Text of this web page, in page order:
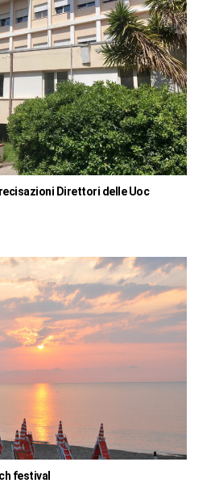
Direttori delle Uoc
festival